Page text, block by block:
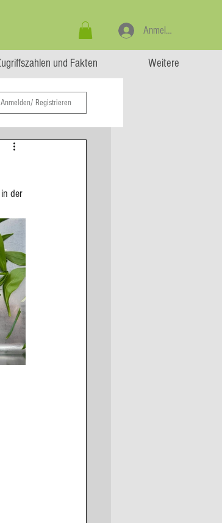
und Fakten Weitere
Anmelden
Anmelden/ Registrieren
der